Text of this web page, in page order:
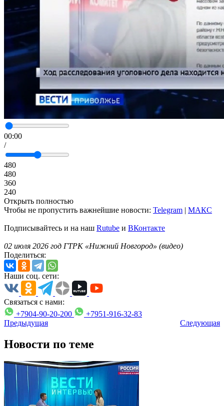
00:00
/
480
480
360
240
Открыть полностью
Чтобы не пропустить важнейшие новости: Telegram | MAКС
Подписывайтесь и на наш Rutube и ВКонтакте
02 июля 2026 год ГТРК «Нижний Новгород» (видео)
Поделиться:
Наши соц. сети:
Связаться с нами:
+7904-90-20-200
+7951-916-32-83
Предыдущая
Следующая
Новости по теме